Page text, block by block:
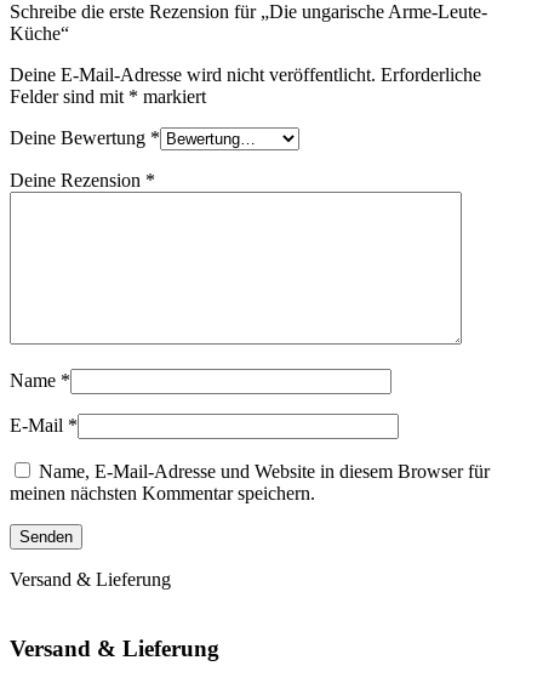
Schreibe die erste Rezension für „Die ungarische Arme-Leute-
Küche“
Deine E-Mail-Adresse wird nicht veröffentlicht. Erforderliche
Felder sind mit * markiert
Deine Bewertung *
Deine Rezension *
Name *
E-Mail *
Name, E-Mail-Adresse und Website in diesem Browser für
meinen nächsten Kommentar speichern.
Versand & Lieferung
Versand & Lieferung